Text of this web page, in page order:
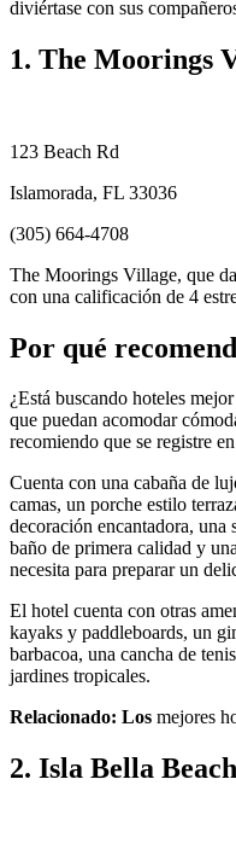
diviértase con sus
1. The Moorings
123 Beach Rd
Islamorada, FL 33036
(305) 664-4708
The Moorings Village, que
con una calificación de 4
Por qué
¿Está buscando hoteles
que puedan acomodar
recomiendo que se registre
Cuenta con una cabaña de
camas, un porche estilo
decoración encantadora, una
baño de primera calidad y
necesita para preparar un
El hotel cuenta con otras
kayaks y paddleboards, un
barbacoa, una cancha de
jardines tropicales.
Relacionado: Los mejores
2. Isla Bella